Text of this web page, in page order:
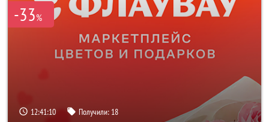
-33%
12:41:08 Получили: 18